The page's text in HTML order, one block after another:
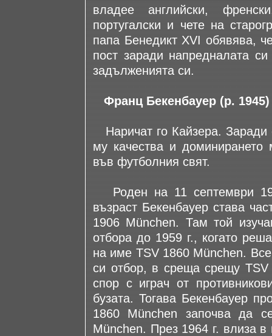
владее английски,
португалски и чете на
папа Бенедикт XVI обявява,
пост заради напредналата
задълженията си.
Франц Бекенбауер (р. 1945)
Наричат го Кайзера. Заради
му качества и
във футболния свят.
Роден на 11 септември
възраст Бекенбауер става
1906 München. Там той
отбора до 1959 г., когато
на име TSV 1860 München.
си отбор, в среща срещу
спор с играч от
бузата. Тогава Бекенбауер
1860 München започва да
München. През 1964 г. влиза